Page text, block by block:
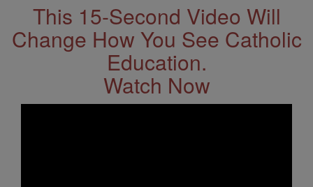
This 15-Second Video Will
Change How You See Catholic
Education.
Watch Now